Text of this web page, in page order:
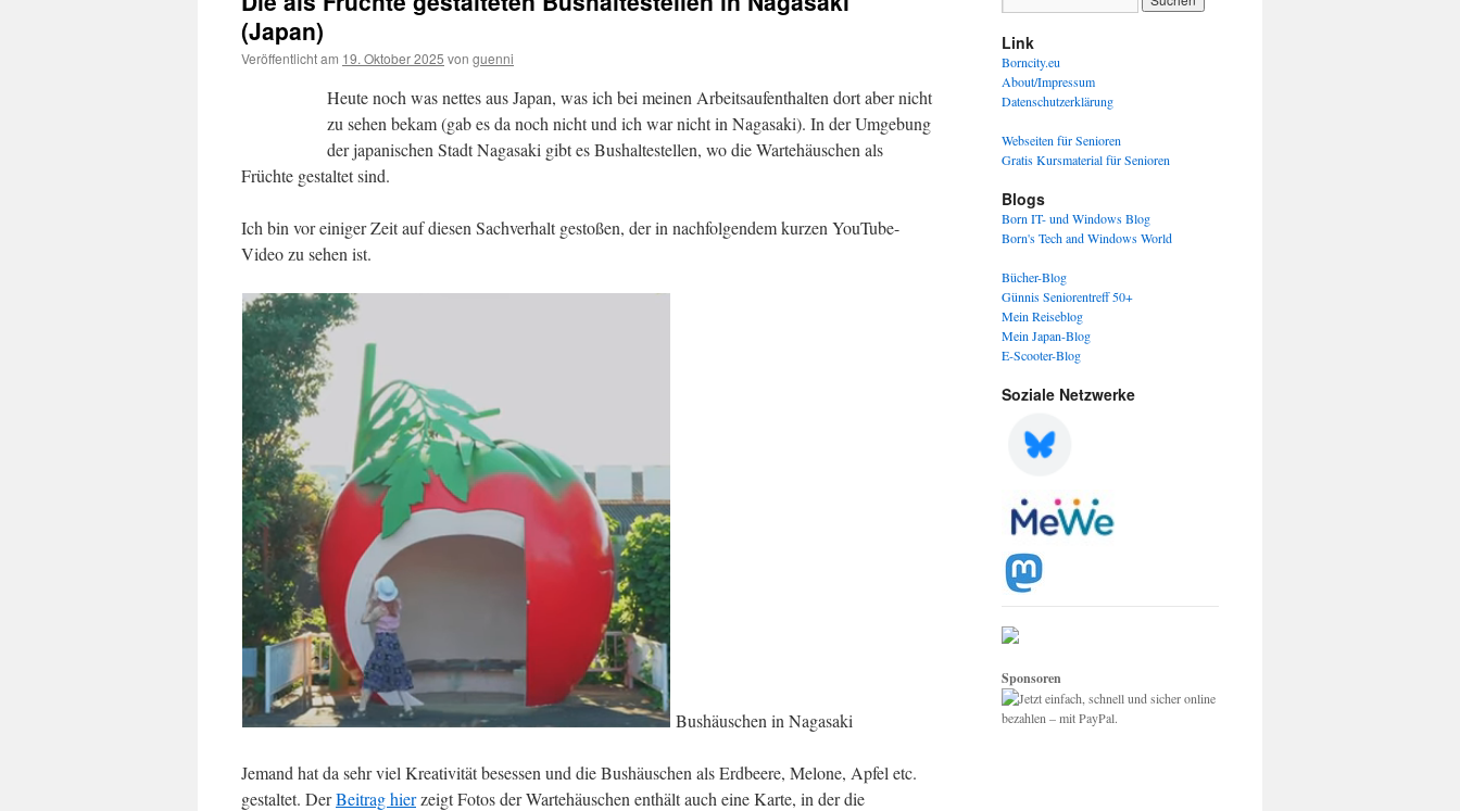
(Japan)
Veröffentlicht am 19. Oktober 2025 von guenni
Heute noch was nettes aus Japan, was ich bei meinen Arbeitsaufenthalten dort aber nicht
zu sehen bekam (gab es da noch nicht und ich war nicht in Nagasaki). In der Umgebung
der japanischen Stadt Nagasaki gibt es Bushaltestellen, wo die Wartehäuschen als
Früchte gestaltet sind.
Ich bin vor einiger Zeit auf diesen Sachverhalt gestoßen, der in nachfolgendem kurzen YouTube-
Video zu sehen ist.
Bushäuschen in Nagasaki
Jemand hat da sehr viel Kreativität besessen und die Bushäuschen als Erdbeere, Melone, Apfel etc.
gestaltet. DerBeitrag hierzeigt Fotos der Wartehäuschen enthält auch eine Karte, in der die
Link
Borncity.eu
About/Impressum
Datenschutzerklärung
Webseiten für Senioren
Gratis Kursmaterial für Senioren
Blogs
Born IT- und Windows Blog
Born's Tech and Windows World
Bücher-Blog
Günnis Seniorentreff 50+
Mein Reiseblog
Mein Japan-Blog
E-Scooter-Blog
Soziale Netzwerke
Sponsoren